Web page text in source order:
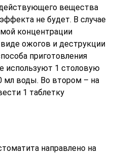
вещества
не будет. В случае
концентрации
ожогов и деструкции
приготовления
используют 1 столовую
мл воды. Во втором – на
1 таблетку
направлено на